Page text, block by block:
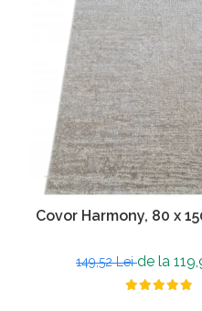
Covor Harmony, 80 x
149,52 Leide la